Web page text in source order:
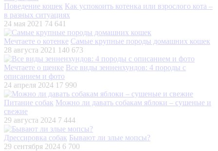
Поведение кошек Как успокоить котенка или взрослого кота –
в разных ситуациях
24 мая 2021 74 641
Мечтаете о котенке Самые крупные породы домашних кошек
28 августа 2021 140 673
Мечтаете о щенке Все виды зенненхундов: 4 породы с
описанием и фото
24 апреля 2024 17 990
Питание собак Можно ли давать собакам яблоки – сушеные и
свежие
29 августа 2024 7 444
Дрессировка собак Бывают ли злые мопсы?
29 сентября 2024 6 700